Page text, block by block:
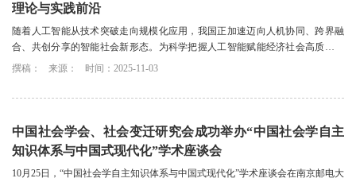
理论与实践前沿
随着人工智能从技术突破走向规模化应用，我国正加速迈向人机协同、跨界融
合、共创分享的智能社会新形态。为科学把握人工智能赋能经济社会高质量发
展的机遇与挑战，以学术远见引领时代步伐，...
撰稿： 来源： 时间：2025-11-03
中国社会学会、社会变迁研究会成功举办“中国社会学自主
知识体系与中国式现代化”学术座谈会
10月25日，“中国社会学自主知识体系与中国式现代化”学术座谈会在南京邮电大